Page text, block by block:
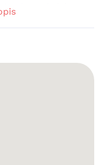
troubou a lednicí s
postel s
benefitem je
prostoru. Koupelna
a plně vybavený
Česká, v blízkosti